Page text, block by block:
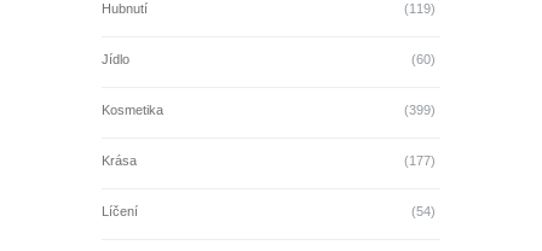
Hubnutí (119)
Jídlo (60)
Kosmetika (399)
Krása (177)
Líčení (54)